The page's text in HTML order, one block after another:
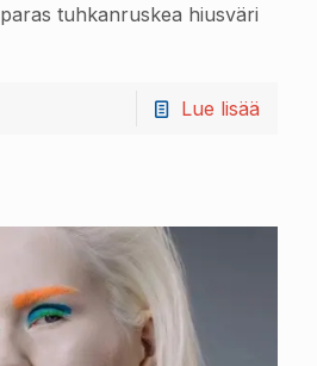
tuhkanruskea hiusväri
Lue lisää